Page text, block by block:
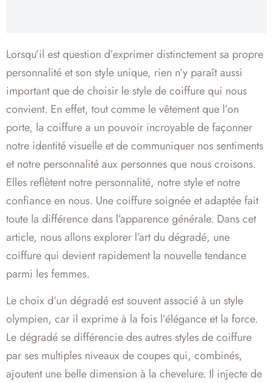
Lorsqu’il est question d’exprimer distinctement sa propre
personnalité et son style unique, rien n’y paraît aussi
important que de choisir le style de coiffure qui nous
convient. En effet, tout comme le vêtement que l’on
porte, la coiffure a un pouvoir incroyable de façonner
notre identité visuelle et de communiquer nos sentiments
et notre personnalité aux personnes que nous croisons.
Elles reflètent notre personnalité, notre style et notre
confiance en nous. Une coiffure soignée et adaptée fait
toute la différence dans l’apparence générale. Dans cet
article, nous allons explorer l’art du dégradé, une
coiffure qui devient rapidement la nouvelle tendance
parmi les femmes.
Le choix d’un dégradé est souvent associé à un style
olympien, car il exprime à la fois l’élégance et la force.
Le dégradé se différencie des autres styles de coiffure
par ses multiples niveaux de coupes qui, combinés,
ajoutent une belle dimension à la chevelure. Il injecte de